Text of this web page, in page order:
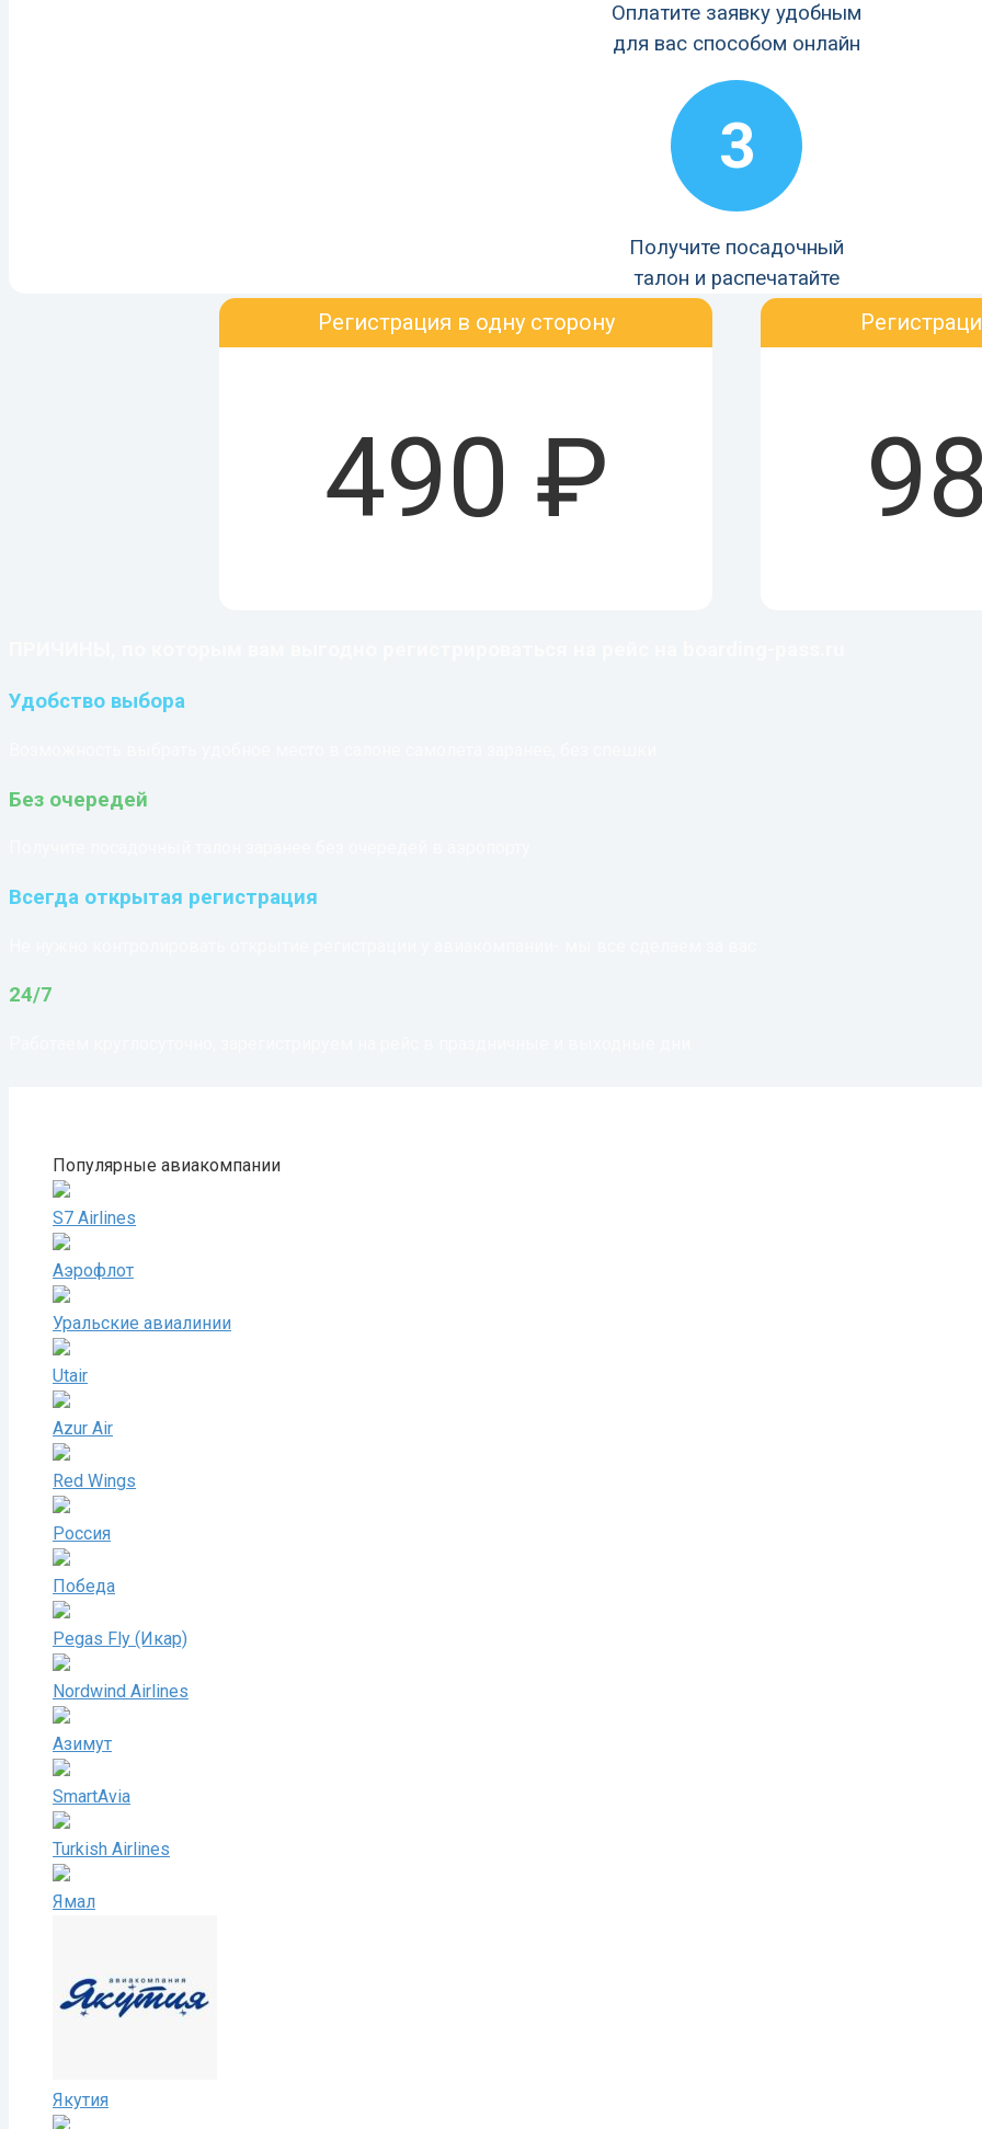
Оплатите заявку удобным
для вас способом онлайн
3
Получите посадочный
талон и распечатайте
Регистрация в одну сторону
490 ₽
Удобство выбора
Без очередей
Всегда открытая регистрация
24/7
Популярные авиакомпании
S7 Airlines
Аэрофлот
Уральские авиалинии
Utair
Azur Air
Red Wings
Россия
Победа
Pegas Fly (Икар)
Nordwind Airlines
Азимут
SmartAvia
Turkish Airlines
Ямал
Якутия